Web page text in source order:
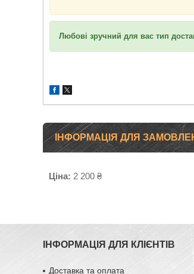
Любові зручний для вас тип
ІНФОРМАЦІЯ ДЛЯ
Ціна: 2 200 ₴
ІНФОРМАЦІЯ ДЛЯ КЛІЄНТІВ
Доставка та оплата